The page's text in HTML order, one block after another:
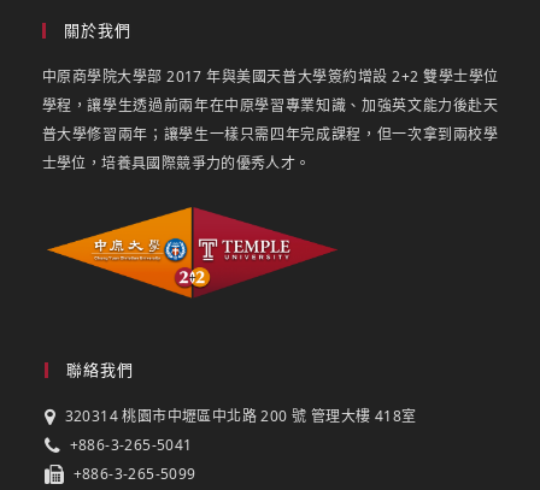
關於我們
中原商學院大學部 2017 年與美國天普大學簽約增設 2+2 雙學士學位
學程，讓學生透過前兩年在中原學習專業知識、加強英文能力後赴天
普大學修習兩年；讓學生一樣只需四年完成課程，但一次拿到兩校學
士學位，培養具國際競爭力的優秀人才。
聯絡我們
320314 桃園市中壢區中北路 200 號 管理大樓 418室
+886-3-265-5041
+886-3-265-5099